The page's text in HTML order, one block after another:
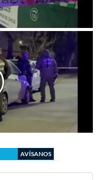
AVÍSANOS